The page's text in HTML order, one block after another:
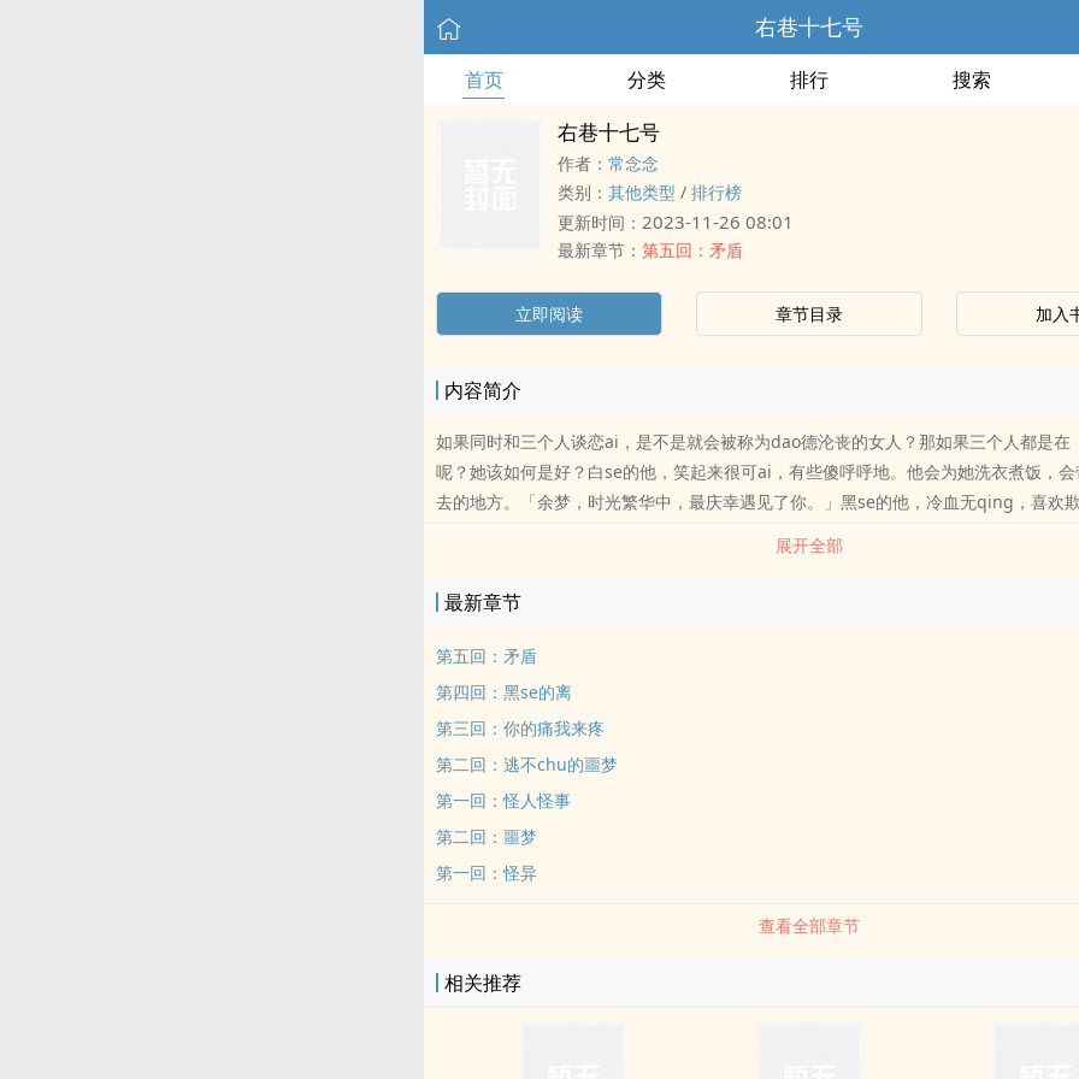
右巷十七号
首页 分类 排行 搜索
右巷十七号
作者： 常念念
类别： 其他类型 / 排行榜
更新时间： 2023-11-26 08:01
最新章节： 第五回：矛盾
立即阅读 章节目录 加入
内容简介
如果同时和三个人谈恋ai，是不是就会被称为dao德沦丧的女人？那如果三个人都是在
呢？她该如何是好？白se的他，笑起来很可ai，有些傻呼呼地。他会为她洗衣煮饭，
去的地方。「余梦，时光繁华中，最庆幸遇见了你。」黑se的他，冷血无qing，喜欢
着求他。sao扰她、se诱她，笑她逗她，是他的兴趣。「别人求我，我一样会杀了他。
我才肯放过。」灰se的他，拥有一切的脆弱，动不动就哭，缺乏安全感。喜欢依赖她，
的决定。「余梦，我把一切都给你，你也给我，好不好？」──我不在乎你的过去，我只
展开全部
最新章节
第五回：矛盾
第四回：黑se的离
第三回：你的痛我来疼
第二回：逃不chu的噩梦
第一回：怪人怪事
第二回：噩梦
第一回：怪异
查看全部章节
相关推荐